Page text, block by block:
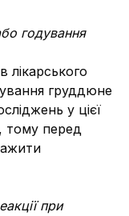
годування
лікарського
груддюне
у цієї
тому перед
при